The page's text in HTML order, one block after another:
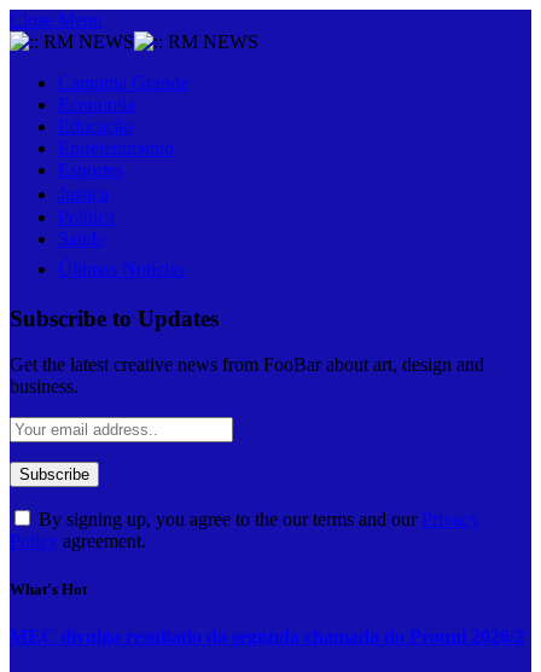
Close Menu
Campina Grande
Economia
Educação
Entretenimento
Esportes
Justiça
Política
Saúde
Últimas Notícias
Subscribe to Updates
Get the latest creative news from FooBar about art, design and
business.
By signing up, you agree to the our terms and our Privacy
Policy agreement.
What's Hot
MEC divulga resultado da segunda chamada do Prouni 2026/2